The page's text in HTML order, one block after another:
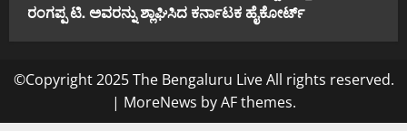
ರಂಗಪ್ಪ ಟಿ. ಅವರನ್ನು ಶ್ಲಾಘಿಸಿದ ಕರ್ನಾಟಕ ಹೈಕೋರ್ಟ್
©Copyright 2025 The Bengaluru Live All rights reserved.
| MoreNews by AF themes.